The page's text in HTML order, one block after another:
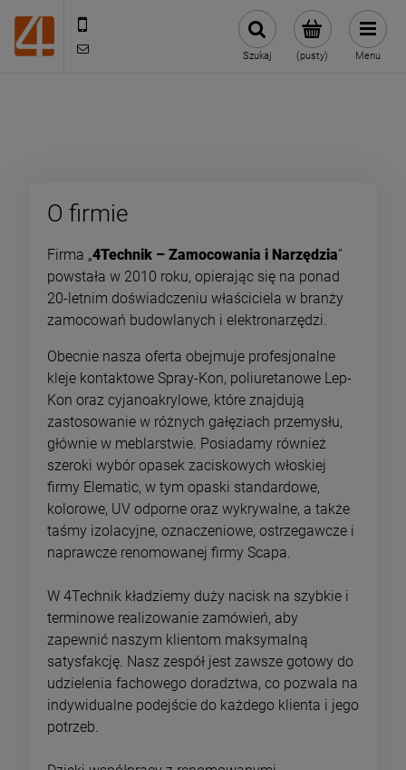
(pusty)
Szukaj Menu
O firmie
Firma „4Technik – Zamocowania i Narzędzia”
powstała w 2010 roku, opierając się na ponad
20-letnim doświadczeniu właściciela w branży
zamocowań budowlanych i elektronarzędzi.
Obecnie nasza oferta obejmuje profesjonalne
kleje kontaktowe Spray-Kon, poliuretanowe Lep-
Kon oraz cyjanoakrylowe, które znajdują
zastosowanie w różnych gałęziach przemysłu,
głównie w meblarstwie. Posiadamy również
szeroki wybór opasek zaciskowych włoskiej
firmy Elematic, w tym opaski standardowe,
kolorowe, UV odporne oraz wykrywalne, a także
taśmy izolacyjne, oznaczeniowe, ostrzegawcze i
naprawcze renomowanej firmy Scapa.
W 4Technik kładziemy duży nacisk na szybkie i
terminowe realizowanie zamówień, aby
zapewnić naszym klientom maksymalną
satysfakcję. Nasz zespół jest zawsze gotowy do
udzielenia fachowego doradztwa, co pozwala na
indywidualne podejście do każdego klienta i jego
potrzeb.